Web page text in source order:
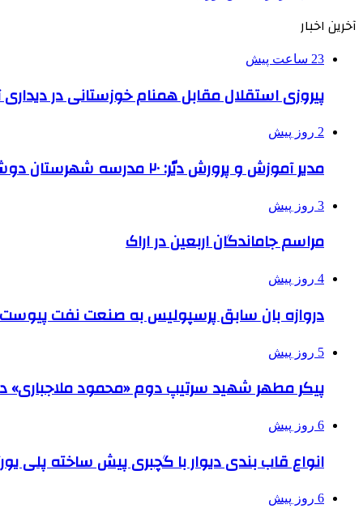
آخرین اخبار
23 ساعت پیش
پیروزی استقلال مقابل همنام خوزستانی در دیداری
2 روز پیش
مدیر آموزش و پرورش دیّر: ۲۰ مدرسه شهرستان دوشیفته است
3 روز پیش
مراسم جاماندگان اربعین در اراک
4 روز پیش
دروازه بان سابق پرسپولیس به صنعت نفت پیوست
5 روز پیش
پیکر مطهر شهید سرتیپ دوم «محمود ملاجباری»
6 روز پیش
انواع قاب بندی دیوار با گچبری پیش ساخته پلی
6 روز پیش